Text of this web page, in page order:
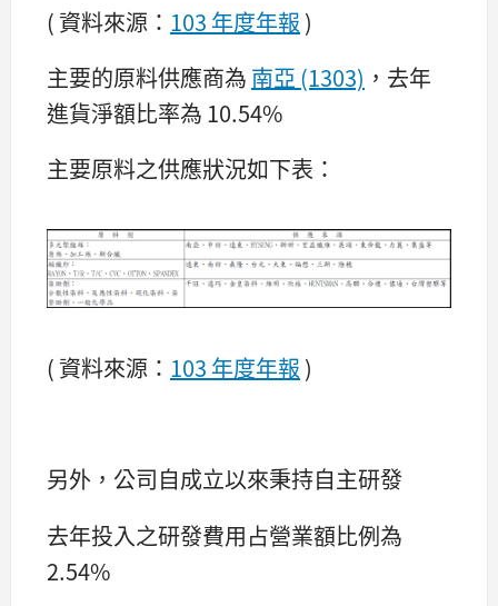
( 資料來源： 103 年度年報 )
主要的原料供應商為 南亞 (1303) ，去年
進貨淨額比率為 10.54%
主要原料之供應狀況如下表：
( 資料來源： 103 年度年報)
另外，公司自成立以來秉持自主研發
去年投入之研發費用占營業額比例為
2.54%